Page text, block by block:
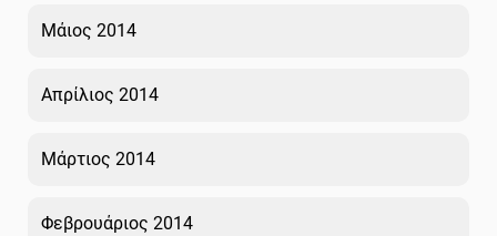
Μάιος 2014
Απρίλιος 2014
Μάρτιος 2014
Φεβρουάριος 2014